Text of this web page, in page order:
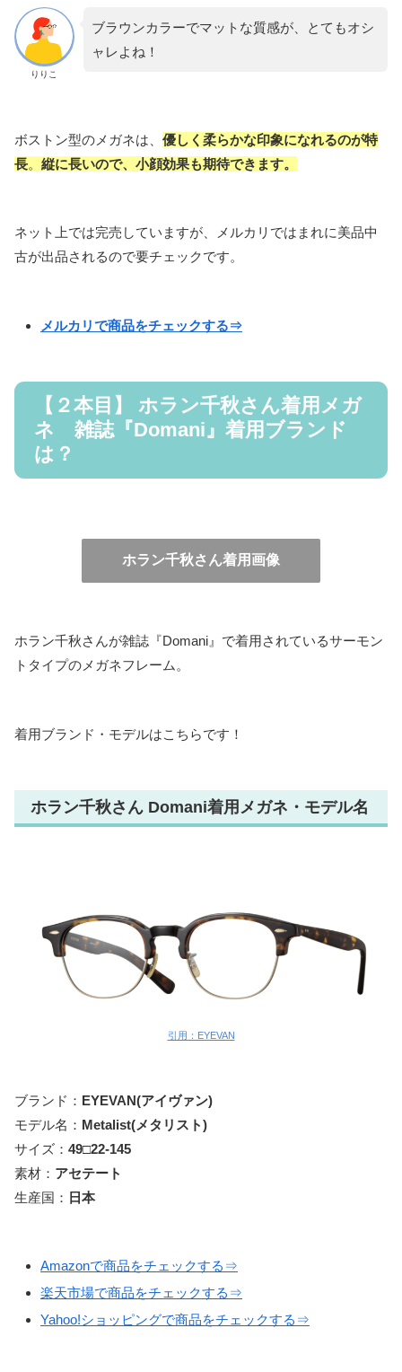
りりこ
ブラウンカラーでマットな質感が、とてもオシ
ャレよね！
ボストン型のメガネは、 優しく柔らかな印象になれるのが特
長。 縦に長いので、小顔効果も期待できます。
ネット上では完売していますが、メルカリではまれに美品中
古が出品されるので要チェックです。
メルカリで商品をチェックする⇒
【２本目】 ホラン千秋さん着用メガ
ネ 雑誌『Domani』着用ブランド
は？
ホラン千秋さん着用画像
ホラン千秋さんが雑誌『Domani』で着用されているサーモン
トタイプのメガネフレーム。
着用ブランド・モデルはこちらです！
ホラン千秋さん Domani着用メガネ・モデル名
引用：EYEVAN
ブランド： EYEVAN(アイヴァン)
モデル名： Metalist(メタリスト)
サイズ： 49□22-145
素材： アセテート
生産国： 日本
Amazonで商品をチェックする⇒
楽天市場で商品をチェックする⇒
Yahoo!ショッピングで商品をチェックする⇒